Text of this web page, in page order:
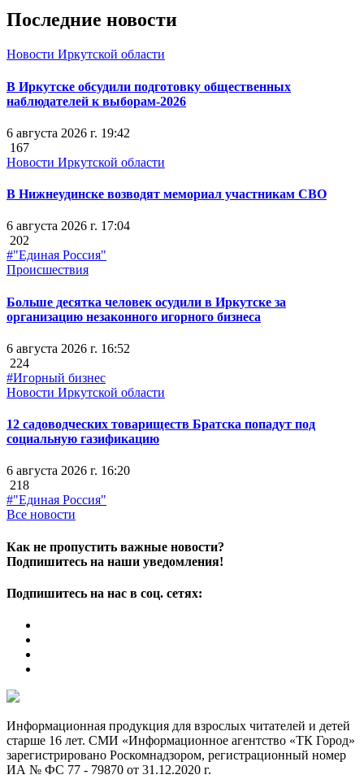
Последние новости
Новости Иркутской области
В Иркутске обсудили подготовку общественных
наблюдателей к выборам-2026
6 августа 2026 г. 19:42
167
Новости Иркутской области
В Нижнеудинске возводят мемориал участникам СВО
6 августа 2026 г. 17:04
202
#"Единая Россия"
Происшествия
Больше десятка человек осудили в Иркутске за
организацию незаконного игорного бизнеса
6 августа 2026 г. 16:52
224
#Игорный бизнес
Новости Иркутской области
12 садоводческих товариществ Братска попадут под
социальную газификацию
6 августа 2026 г. 16:20
218
#"Единая Россия"
Все новости
Как не пропустить важные новости?
Подпишитесь на наши уведомления!
Подпишитесь на нас в соц. сетях:
Информационная продукция для взрослых читателей и детей
старше 16 лет. СМИ «Информационное агентство «ТК Город»
зарегистрировано Роскомнадзором, регистрационный номер
ИА № ФС 77 - 79870 от 31.12.2020 г.